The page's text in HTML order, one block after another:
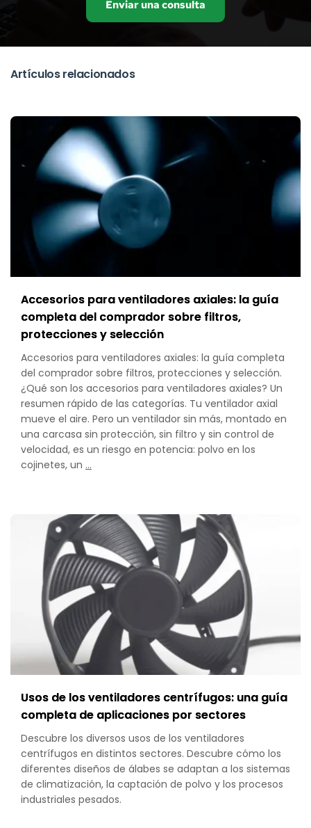
Enviar una consulta
Artículos relacionados
Accesorios para ventiladores axiales: la guía
completa del comprador sobre filtros,
protecciones y selección
Accesorios para ventiladores axiales: la guía completa
del comprador sobre filtros, protecciones y selección.
¿Qué son los accesorios para ventiladores axiales? Un
resumen rápido de las categorías. Tu ventilador axial
mueve el aire. Pero un ventilador sin más, montado en
una carcasa sin protección, sin filtro y sin control de
velocidad, es un riesgo en potencia: polvo en los
cojinetes, un …
Complete
Buyer’s
Guide
to
Filters,
&
Selection
Usos de los ventiladores centrífugos: una guía
completa de aplicaciones por sectores
Descubre los diversos usos de los ventiladores
centrífugos en distintos sectores. Descubre cómo los
diferentes diseños de álabes se adaptan a los sistemas
de climatización, la captación de polvo y los procesos
industriales pesados.